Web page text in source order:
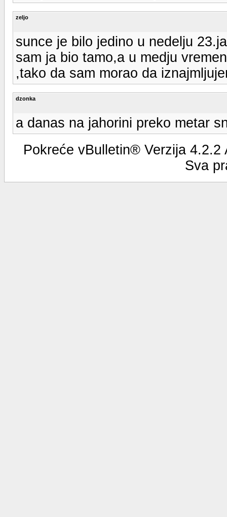
zeljo
sunce je bilo jedino u nedelju
sam ja bio tamo,a u medju
,tako da sam morao da
dzonka
a danas na jahorini preko metar
Pokreće vBulletin® Verzija
Sva